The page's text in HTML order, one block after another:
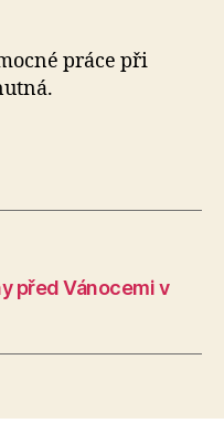
práce při
před Vánocemi v